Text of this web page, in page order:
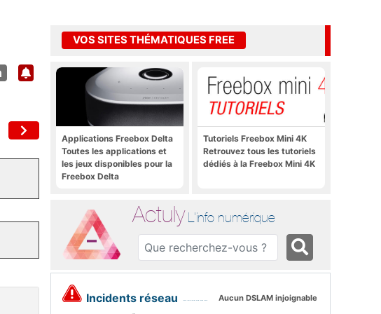
VOS SITES THÉMATIQUES FREE
Applications Freebox Delta
Toutes les applications et
les jeux disponibles pour la
Freebox Delta
Tutoriels Freebox Mini 4K
Retrouvez tous les tutoriels
dédiés à la Freebox Mini 4K
Actuly L'info numérique
Incidents réseau Aucun DSLAM injoignable